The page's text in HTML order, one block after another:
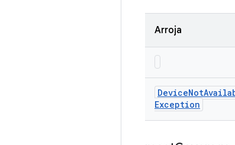
Arroja
DeviceNot
Exception